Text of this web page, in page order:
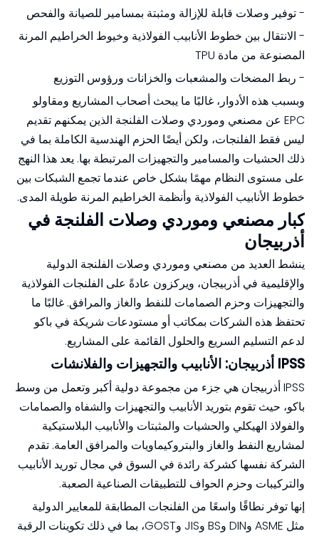
- توفير وصلات قابلة للإزالة ومثبتة بمسامير للصيانة والفحص
- الانتقال بين خطوط الأنابيب الفولاذية وخيوط الخراطيم المرنة
المصنوعة من مادة TPU
- ربط المضخات والمشعبات والخزانات ورؤوس التوزيع
وبسبب هذه الأدوار، غالبًا ما يبحث أصحاب المشاريع ومقاولو
EPC عن مصنعي وموردي وصلات الفلنجة الذين يمكنهم تقديم
ليس فقط الفلنجات، ولكن أيضًا الحزم الهندسية الكاملة بما في
ذلك الحشيات والمسامير والتجهيزات المرتبطة بها. يعد هذا النهج
على مستوى النظام مهمًا بشكل خاص عندما تجمع الشبكات بين
خطوط الأنابيب الفولاذية وأنظمة الخراطيم المرنة طويلة المدى.
كبار مصنعي وموردي وصلات الفلنجة في
أذربيجان
ينشط العديد من مصنعي وموردي وصلات الفلنجة الدولية
والإقليمية في أذربيجان، ويركزون عادةً على الفلنجات الفولاذية
والتجهيزات وحزم الصمامات للنفط والغاز والمرافق. غالبًا ما
تحتفظ هذه الشركات بمكاتب أو مستودعات شريكة في باكو
لدعم التسليم السريع والحلول القائمة على المشاريع.
IPSS أذربيجان: الأنابيب والتجهيزات والفلانشات
IPSS أذربيجان هي جزء من مجموعة دولية أكبر وتعمل من وسط
باكو، حيث تقوم بتوريد الأنابيب والتجهيزات والشفاه والصمامات
والفولاذ الهيكلي والحشيات والمثبتات والأنابيب البلاستيكية
لمشاريع النفط والغاز والبتروكيماويات والمرافق العامة. تقدم
الشركة نفسها كشركة رائدة في السوق في مجال توريد الأنابيب
والتركيبات وحزم الحواف للتطبيقات الصناعية الصعبة.
إنها توفر نطاقًا واسعًا من الفلنجات المطابقة للمعايير الدولية
مثل ASME وDIN وBS وJIS وGOST، بما في ذلك تكوينات الرقبة